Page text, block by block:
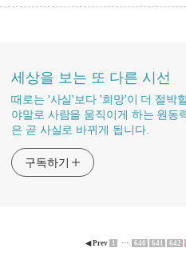
세상을 보는 또 다른 시선
때로는 '사실'보다 '희망'이 더 절박
야말로 사람을 움직이게 하는 원동
은 곧 사실로 바뀌게 됩니다.
구독하기
◀ Prev 1 ··· 640 641 642